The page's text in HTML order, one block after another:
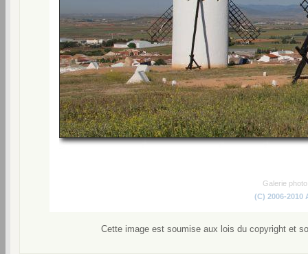
Galerie
(C) 2006-2010
Cette image est soumise aux lois du copyright et